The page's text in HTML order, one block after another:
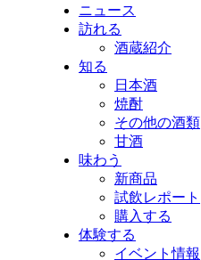
ニュース
訪れる
酒蔵紹介
知る
日本酒
焼酎
その他の酒類
甘酒
味わう
新商品
試飲レポート
購入する
体験する
イベント情報